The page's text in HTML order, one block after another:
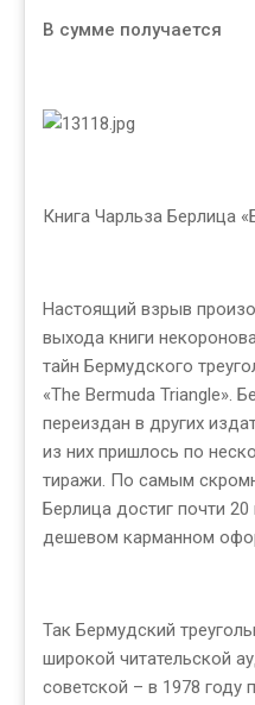
В сумме получается
Книга Чарльза Берлица
Настоящий взрыв
выхода книги
тайн Бермудского
«The Bermuda Triangle».
переиздан в других
из них пришлось по
тиражи. По самым
Берлица достиг почти
дешевом карманном
Так Бермудский
широкой читательской
советской – в 1978